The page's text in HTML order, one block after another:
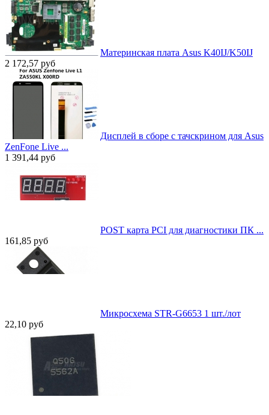
Материнская плата Asus K40IJ/K50IJ
2 172,57 руб
Дисплей в сборе с тачскрином для Asus
ZenFone Live ...
1 391,44 руб
POST карта PCI для диагностики ПК ...
161,85 руб
Микросхема STR-G6653 1 шт./лот
22,10 руб